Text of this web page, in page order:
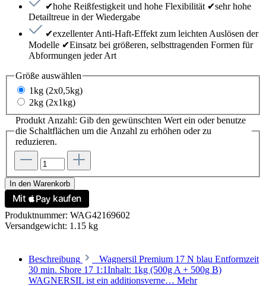
✔hohe Reißfestigkeit und hohe Flexibilität ✔sehr hohe
Detailtreue in der Wiedergabe
✔exzellenter Anti-Haft-Effekt zum leichten Auslösen der
Modelle ✔Einsatz bei größeren, selbsttragenden Formen für
Abformungen jeder Art
Größe auswählen
1kg (2x0,5kg)
2kg (2x1kg)
Produkt Anzahl: Gib den gewünschten Wert ein oder benutze
die Schaltflächen um die Anzahl zu erhöhen oder zu
reduzieren.
In den Warenkorb
Produktnummer: WAG42169602
Versandgewicht: 1.15 kg
Beschreibung
Wagnersil Premium 17 N blau Entformzeit
30 min. Shore 17 1:1Inhalt: 1kg (500g A + 500g B)
WAGNERSIL ist ein additionsverne… Mehr